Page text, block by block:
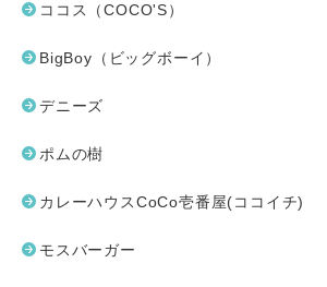
ココス（COCO'S）
BigBoy（ビッグボーイ）
デニーズ
ポムの樹
カレーハウスCoCo壱番屋(ココイチ)
モスバーガー